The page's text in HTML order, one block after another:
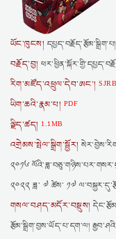
ཡོང་ཁུངས། དཔྱད་བརྗོད་རྩོམ་སྒྲིག་པ།
བརྗོད་བྱ།
རིག་མཛོད་འཕྲུལ་དེབ་ཨང་།
ཡིག་ཆའི་རྣམ་པ། PDF
ལྗིད་ཚད། 1.1MB
འགྲེམས་སྤེལ་སྒྲིག་སྦྱོར།
༢༠༡༦
༢༠༢༢ ཟླ་ ༧ ཚེས་ ༡༧
གསལ་བཤད་མདོར་བསྡུས།
རྩོམ་སྒྲིག་བྱས་ཡོད་པ་དག་ལ།